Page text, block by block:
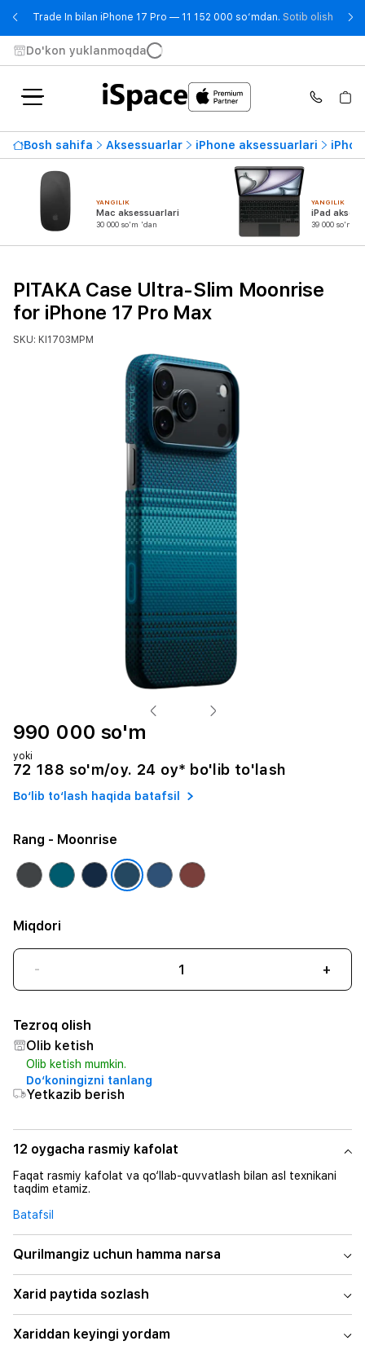
Trade In bilan iPhone 17 Pro — 11 152 000 so‘mdan. Sotib olish-
Do'kon yuklanmoqda
Bosh sahifa Aksessuarlar iPhone aksessuarlari
YANGILIK
Mac aksessuarlari
30 000 so'm 'dan
YANGILIK
iPad
39 000 so'm
PITAKA Case Ultra-Slim Moonrise
for iPhone 17 Pro Max
SKU: KI1703MPM
990 000 so'm
yoki
72 188 so'm/oy. 24 oy* bo'lib to'lash
Bo‘lib to‘lash haqida batafsil
Rang - Moonrise
Miqdori
- +
Tezroq olish
Olib ketish
Olib ketish mumkin.
Do‘koningizni tanlang
Yetkazib berish
12 oygacha rasmiy kafolat
Faqat rasmiy kafolat va qo‘llab-quvvatlash bilan asl texnikani
taqdim etamiz.
Batafsil
Qurilmangiz uchun hamma narsa
Xarid paytida sozlash
Xariddan keyingi yordam